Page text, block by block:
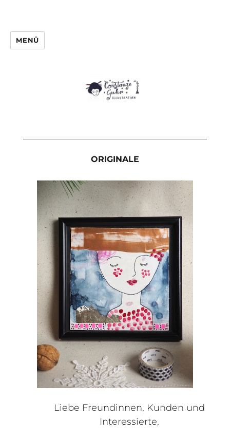
MENÜ
ORIGINALE
Liebe Freundinnen, Kunden und
Interessierte,